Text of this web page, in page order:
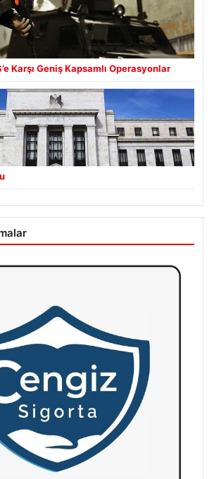
Karşı Geniş Kapsamlı Operasyonlar